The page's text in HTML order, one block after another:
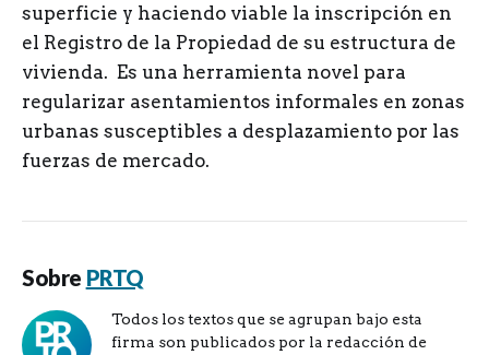
superficie y haciendo viable la inscripción en
el Registro de la Propiedad de su estructura de
vivienda. Es una herramienta novel para
regularizar asentamientos informales en zonas
urbanas susceptibles a desplazamiento por las
fuerzas de mercado.
Sobre PRTQ
Todos los textos que se agrupan bajo esta
firma son publicados por la redacción de